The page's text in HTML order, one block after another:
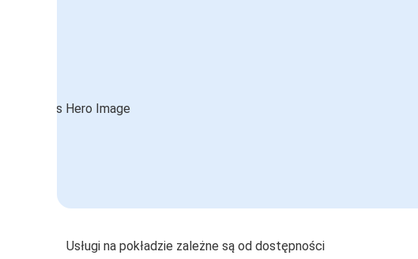
Usługi na pokładzie zależne są od dostępności